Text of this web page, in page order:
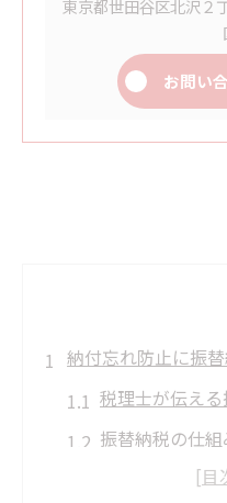
東京都世田谷区北沢２
お問い
納付忘れ防止に振
税理士が伝え
振替納税の仕
法人税・消費